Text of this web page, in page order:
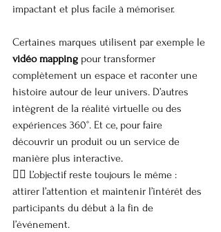
impactant et plus facile à mémoriser.
Certaines marques utilisent par exemple le
vidéo mapping pour transformer
complètement un espace et raconter une
histoire autour de leur univers. D’autres
intègrent de la réalité virtuelle ou des
expériences 360°. Et ce, pour faire
découvrir un produit ou un service de
manière plus interactive.
👉🏼 L’objectif reste toujours le même :
attirer l’attention et maintenir l’intérêt des
participants du début à la fin de
l’événement.